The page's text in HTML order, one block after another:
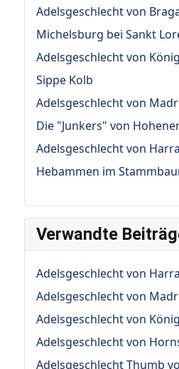
Adelsgeschlecht von
Michelsburg bei Sankt
Adelsgeschlecht von
Sippe Kolb
Adelsgeschlecht von
Die "Junkers" von
Adelsgeschlecht von
Hebammen im
Verwandte
Adelsgeschlecht von
Adelsgeschlecht von
Adelsgeschlecht von
Adelsgeschlecht von
Adelsgeschlecht Thumb